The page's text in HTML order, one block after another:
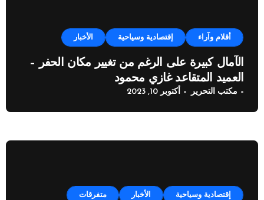
أقلام وآراء إقتصادية وسياحية الأخبار
الآمال كبيرة على الرغم من تغيير مكان الحفر –
العميد المتقاعد غازي محمود
مكتب التحرير أكتوبر 10, 2023
إقتصادية وسياحية الأخبار متفرقات